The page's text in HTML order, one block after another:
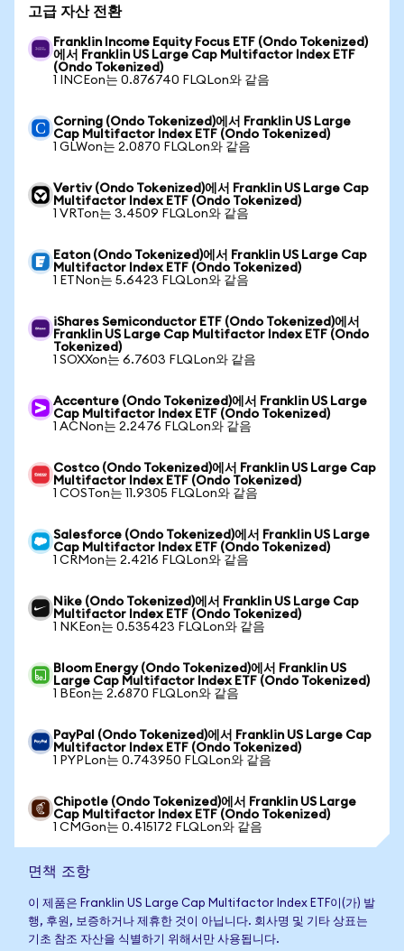
고급 자산 전환
Franklin Income Equity Focus ETF (Ondo Tokenized)
에서 Franklin US Large Cap Multifactor Index ETF
(Ondo Tokenized)
1 INCEon는 0.876740 FLQLon와 같음
Corning (Ondo Tokenized)에서 Franklin US Large
Cap Multifactor Index ETF (Ondo Tokenized)
1 GLWon는 2.0870 FLQLon와 같음
Vertiv (Ondo Tokenized)에서 Franklin US Large Cap
Multifactor Index ETF (Ondo Tokenized)
1 VRTon는 3.4509 FLQLon와 같음
Eaton (Ondo Tokenized)에서 Franklin US Large Cap
Multifactor Index ETF (Ondo Tokenized)
1 ETNon는 5.6423 FLQLon와 같음
iShares Semiconductor ETF (Ondo Tokenized)에서
Franklin US Large Cap Multifactor Index ETF (Ondo
Tokenized)
1 SOXXon는 6.7603 FLQLon와 같음
Accenture (Ondo Tokenized)에서 Franklin US Large
Cap Multifactor Index ETF (Ondo Tokenized)
1 ACNon는 2.2476 FLQLon와 같음
Costco (Ondo Tokenized)에서 Franklin US Large Cap
Multifactor Index ETF (Ondo Tokenized)
1 COSTon는 11.9305 FLQLon와 같음
Salesforce (Ondo Tokenized)에서 Franklin US Large
Cap Multifactor Index ETF (Ondo Tokenized)
1 CRMon는 2.4216 FLQLon와 같음
Nike (Ondo Tokenized)에서 Franklin US Large Cap
Multifactor Index ETF (Ondo Tokenized)
1 NKEon는 0.535423 FLQLon와 같음
Bloom Energy (Ondo Tokenized)에서 Franklin US
Large Cap Multifactor Index ETF (Ondo Tokenized)
1 BEon는 2.6870 FLQLon와 같음
PayPal (Ondo Tokenized)에서 Franklin US Large Cap
Multifactor Index ETF (Ondo Tokenized)
1 PYPLon는 0.743950 FLQLon와 같음
Chipotle (Ondo Tokenized)에서 Franklin US Large
Cap Multifactor Index ETF (Ondo Tokenized)
1 CMGon는 0.415172 FLQLon와 같음
면책 조항
이 제품은 Franklin US Large Cap Multifactor Index ETF이(가) 발
행, 후원, 보증하거나 제휴한 것이 아닙니다. 회사명 및 기타 상표는
기초 참조 자산을 식별하기 위해서만 사용됩니다.